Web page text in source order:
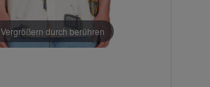
Vergrößern durch berühren